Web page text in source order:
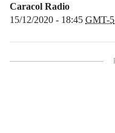
Caracol Radio
15/12/2020 - 18:45 GMT-5